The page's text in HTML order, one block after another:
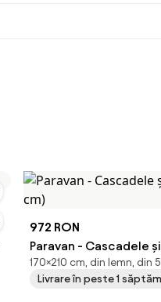
972 RON
Paravan - Cascadele
cm)
170×210 cm, din lemn, din
Livrare în peste 1